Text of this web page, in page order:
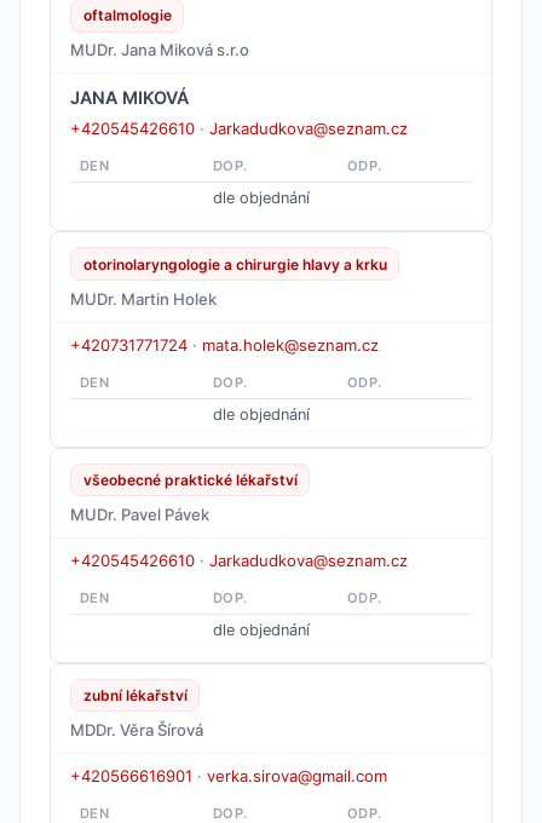
oftalmologie
MUDr. Jana Miková s.r.o
JANA MIKOVÁ
+420545426610 · Jarkadudkova@seznam.cz
DEN DOP. ODP.
dle objednání
otorinolaryngologie a chirurgie hlavy a krku
MUDr. Martin Holek
+420731771724 · mata.holek@seznam.cz
DEN DOP. ODP.
dle objednání
všeobecné praktické lékařství
MUDr. Pavel Pávek
+420545426610 · Jarkadudkova@seznam.cz
DEN DOP. ODP.
dle objednání
zubní lékařství
MDDr. Věra Šírová
+420566616901 · verka.sirova@gmail.com
DEN DOP. ODP.